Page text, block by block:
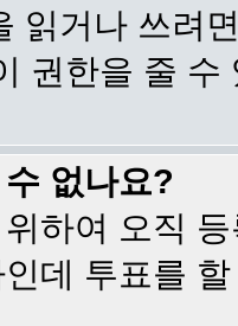
읽거나 쓰려
권한을 줄
없나요?
하여 오직
데 투표를